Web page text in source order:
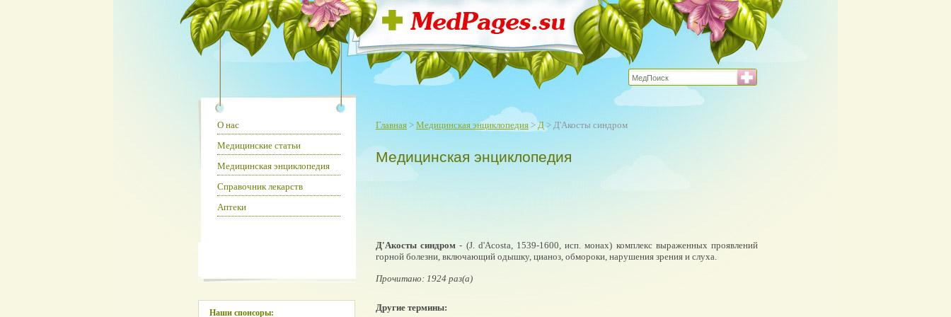
Главная > Медицинская энциклопедия > Д> Д'Акосты синдром
Медицинская энциклопедия
Д'Акосты синдром - (J. d'Acosta, 1539-1600, исп. монах) комплекс выраженных проявлений
горной болезни, включающий одышку, цианоз, обмороки, нарушения зрения и слуха.
Прочитано: 1924 раз(а)
Другие термины:
О нас
Медицинские статьи
Медицинская энциклопедия
Справочник лекарств
Аптеки
Наши спонсоры: